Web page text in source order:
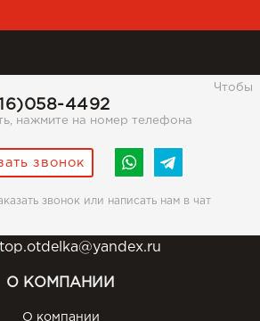
4492
Чтобы
нажмите на номер телефона
звонок
звонок или написать нам в чат
top.otdelka@yandex.ru
О КОМПАНИИ
О компании